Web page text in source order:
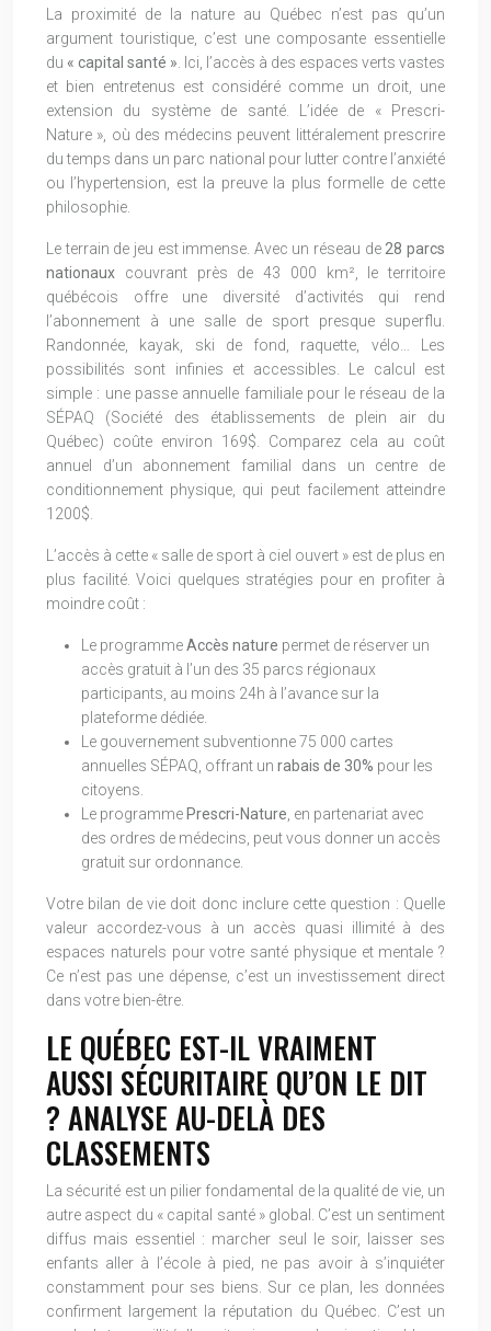
La proximité de la nature au Québec n’est pas qu’un
argument touristique, c’est une composante essentielle
du « capital santé » . Ici, l’accès à des espaces verts vastes
et bien entretenus est considéré comme un droit, une
extension du système de santé. L’idée de « Prescri-
Nature », où des médecins peuvent littéralement prescrire
du temps dans un parc national pour lutter contre l’anxiété
ou l’hypertension, est la preuve la plus formelle de cette
philosophie.
Le terrain de jeu est immense. Avec un réseau de 28 parcs
nationaux couvrant près de 43 000 km², le territoire
québécois offre une diversité d’activités qui rend
l’abonnement à une salle de sport presque superflu.
Randonnée, kayak, ski de fond, raquette, vélo… Les
possibilités sont infinies et accessibles. Le calcul est
simple : une passe annuelle familiale pour le réseau de la
SÉPAQ (Société des établissements de plein air du
Québec) coûte environ 169$. Comparez cela au coût
annuel d’un abonnement familial dans un centre de
conditionnement physique, qui peut facilement atteindre
1200$.
L’accès à cette « salle de sport à ciel ouvert » est de plus en
plus facilité. Voici quelques stratégies pour en profiter à
moindre coût :
Le programmeAccès nature permet de réserver un
accès gratuit à l’un des 35 parcs régionaux
participants, au moins 24h à l’avance sur la
plateforme dédiée.
Le gouvernement subventionne 75 000 cartes
annuelles SÉPAQ, offrant un rabais de 30% pour les
citoyens.
Le programme Prescri-Nature , en partenariat avec
des ordres de médecins, peut vous donner un accès
gratuit sur ordonnance.
Votre bilan de vie doit donc inclure cette question : Quelle
valeur accordez-vous à un accès quasi illimité à des
espaces naturels pour votre santé physique et mentale ?
Ce n’est pas une dépense, c’est un investissement direct
dans votre bien-être.
LE QUÉBEC EST-IL VRAIMENT
AUSSI SÉCURITAIRE QU’ON LE DIT
? ANALYSE AU-DELÀ DES
CLASSEMENTS
La sécurité est un pilier fondamental de la qualité de vie, un
autre aspect du « capital santé » global. C’est un sentiment
diffus mais essentiel : marcher seul le soir, laisser ses
enfants aller à l’école à pied, ne pas avoir à s’inquiéter
constamment pour ses biens. Sur ce plan, les données
confirment largement la réputation du Québec. C’est un